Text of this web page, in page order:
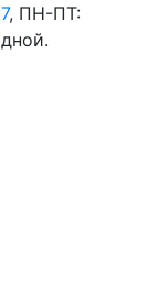
, ПН-ПТ: